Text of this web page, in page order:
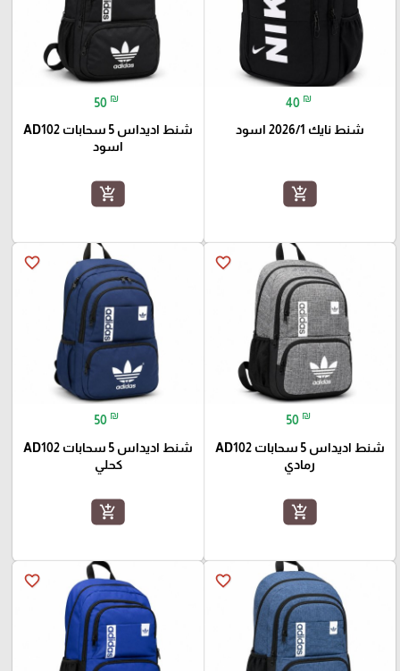
40 ₪
شنط نايك 2026/1 اسود
add_shopping_cart
50 ₪
شنط اديداس 5 سحابات AD102
اسود
add_shopping_cart
favorite_border
50 ₪
شنط اديداس 5 سحابات AD102
رمادي
add_shopping_cart
favorite_border
50 ₪
شنط اديداس 5 سحابات AD102
كحلي
add_shopping_cart
favorite_border
favorite_border